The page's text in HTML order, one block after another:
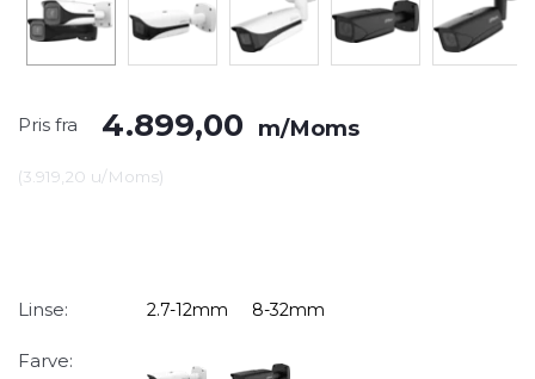
Pris fra 4.899,00 m/Moms
(3.919,20 u/Moms)
Linse: 2.7-12mm 8-32mm
Farve: